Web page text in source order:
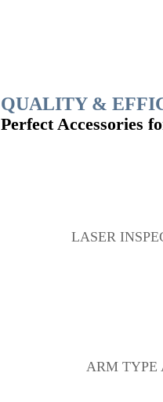
QUALITY &
Perfect Accessories
LASER
ARM TYPE